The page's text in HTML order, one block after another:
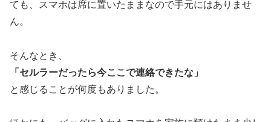
ても、スマホは席に置いたままなので手元にはありませ
ん。
そんなとき、
「セルラーだったら今ここで連絡できたな」
と感じることが何度もありました。